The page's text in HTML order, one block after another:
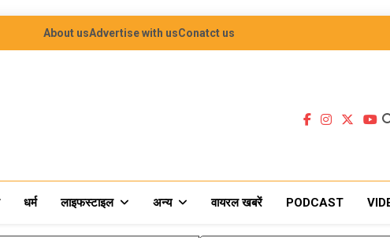
About usAdvertise with usConatct us
धर्म लाइफस्टाइल अन्य वायरल खबरें PODCAST